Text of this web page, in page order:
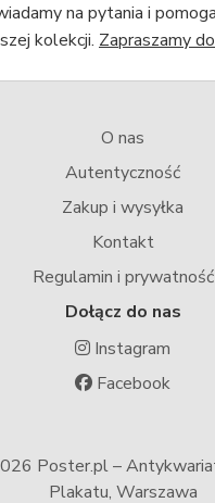
na pytania i
kolekcji. Zapraszamy
O nas
Autentyczność
Zakup i wysyłka
Kontakt
Regulamin i prywatność
Dołącz do nas
Instagram
Facebook
Poster.pl –
Plakatu, Warszawa